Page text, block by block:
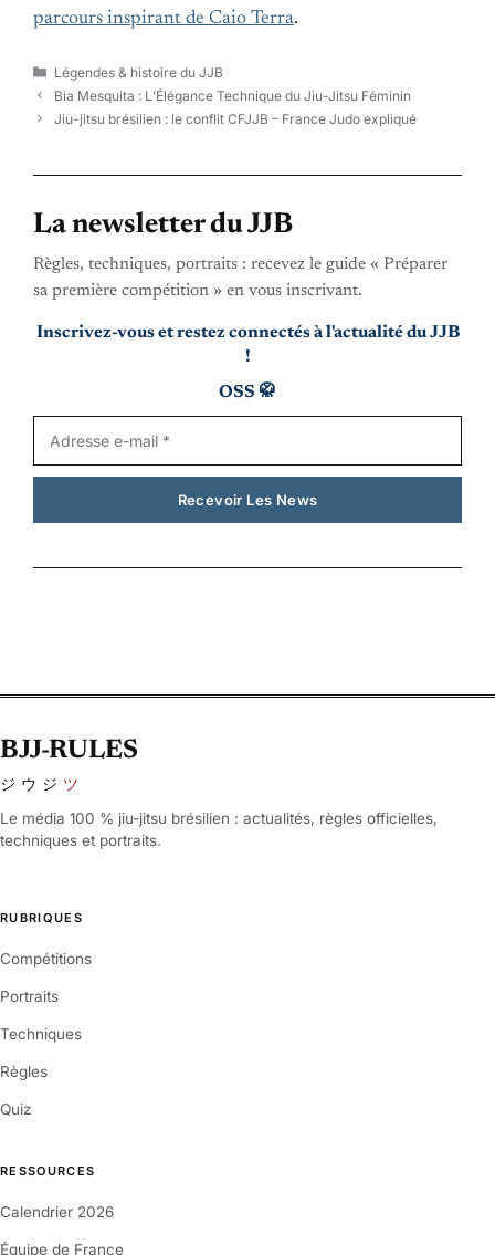
parcours inspirant de Caio Terra.
Catégories
Légendes & histoire du JJB
Bia Mesquita : L’Élégance Technique du Jiu-Jitsu Féminin
Jiu-jitsu brésilien : le conflit CFJJB – France Judo expliqué
La newsletter du JJB
Règles, techniques, portraits : recevez le guide « Préparer
sa première compétition » en vous inscrivant.
Inscrivez-vous et restez connectés à l'actualité du JJB
!
OSS 🥋
BJJ-RULES
ジウジ ツ
Le média 100 % jiu-jitsu brésilien : actualités, règles officielles,
techniques et portraits.
RUBRIQUES
Compétitions
Portraits
Techniques
Règles
Quiz
RESSOURCES
Calendrier 2026
Équipe de France